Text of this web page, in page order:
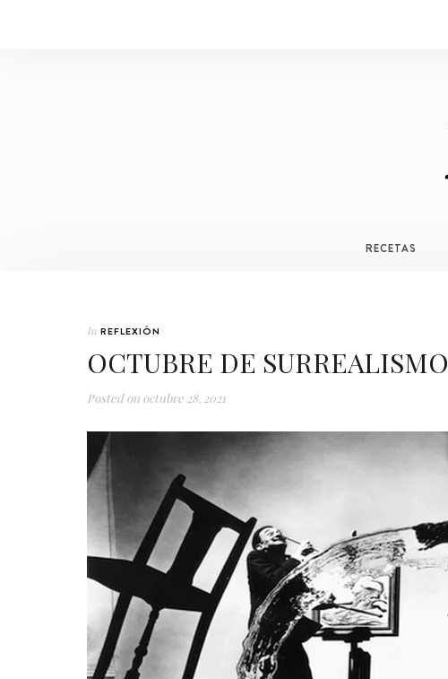
RECETAS
In REFLEXIÓN
OCTUBRE DE SURREALISMO
Posted on octubre 28, 2021